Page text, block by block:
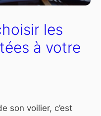
les
à votre
son voilier, c’est